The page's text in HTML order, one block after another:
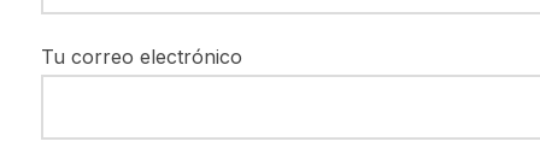
Tu correo electrónico